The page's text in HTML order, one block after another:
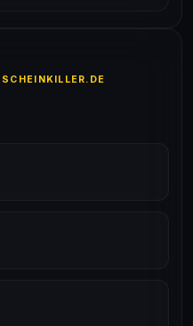
angezeigt.